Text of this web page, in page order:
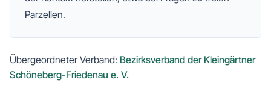
Parzellen.
Übergeordneter Verband: Bezirksverband der Kleingärtner
Schöneberg-Friedenau e. V.